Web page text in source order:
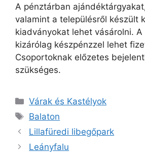
A pénztárban
valamint a településről készült
kiadványokat lehet vásárolni. A
kizárólag készpénzzel lehet
Csoportoknak előzetes
szükséges.
Kategória
Várak és Kastélyok
Címkék
Balaton
Lillafüredi libegőpark
Leányfalu